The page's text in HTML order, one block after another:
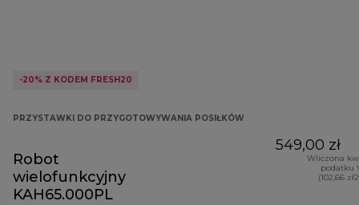
-20% Z KODEM FRESH20
PRZYSTAWKI DO PRZYGOTOWYWANIA POSIŁKÓW
Robot
wielofunkcyjny
KAH65.000PL
549,00 zł
Wliczona
podatku
(102,66